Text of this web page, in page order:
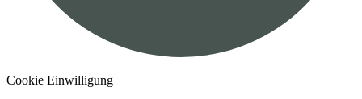
Cookie Einwilligung